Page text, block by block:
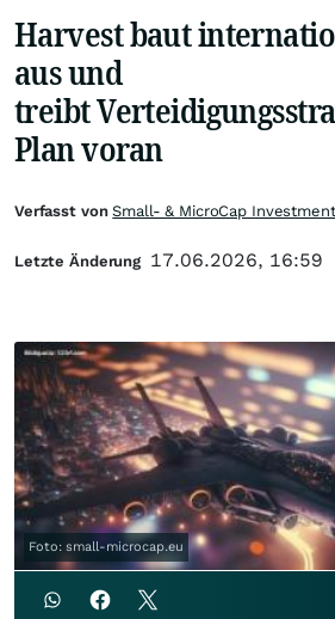
Harvest baut
aus und
treibt
Plan voran
Foto: small-microcap.eu
Verfasst vonSmall- & MicroCap Investment
Letzte Änderung 17.06.2026, 16:59